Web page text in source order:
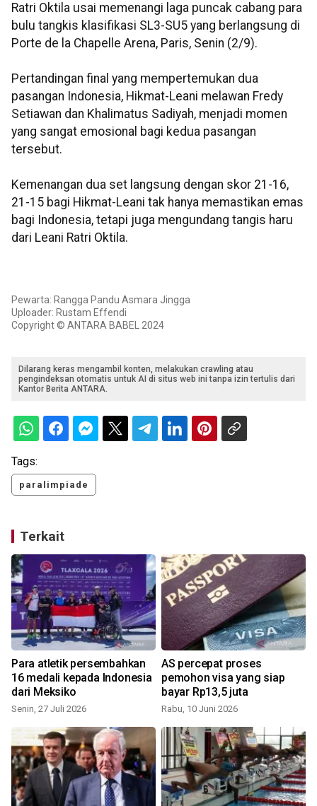
Ratri Oktila usai memenangi laga puncak cabang para
bulu tangkis klasifikasi SL3-SU5 yang berlangsung di
Porte de la Chapelle Arena, Paris, Senin (2/9).
Pertandingan final yang mempertemukan dua
pasangan Indonesia, Hikmat-Leani melawan Fredy
Setiawan dan Khalimatus Sadiyah, menjadi momen
yang sangat emosional bagi kedua pasangan
tersebut.
Kemenangan dua set langsung dengan skor 21-16,
21-15 bagi Hikmat-Leani tak hanya memastikan emas
bagi Indonesia, tetapi juga mengundang tangis haru
dari Leani Ratri Oktila.
Pewarta: Rangga Pandu Asmara Jingga
Uploader: Rustam Effendi
Copyright © ANTARA BABEL 2024
Dilarang keras mengambil konten, melakukan crawling atau
pengindeksan otomatis untuk AI di situs web ini tanpa izin tertulis dari
Kantor Berita ANTARA.
Tags:
paralimpiade
Terkait
Para atletik persembahkan
16 medali kepada Indonesia
dari Meksiko
Senin, 27 Juli 2026
AS percepat proses
pemohon visa yang siap
bayar Rp13,5 juta
Rabu, 10 Juni 2026